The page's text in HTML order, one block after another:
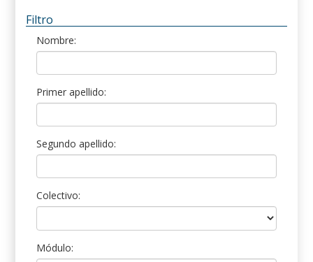
Filtro
Nombre:
Primer apellido:
Segundo apellido:
Colectivo:
Módulo: